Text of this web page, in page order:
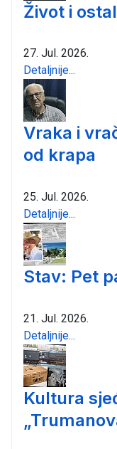
Život i
27. Jul. 2026.
Detaljnije...
Vraka i
od krapa
25. Jul. 2026.
Detaljnije...
Stav: Pet
21. Jul. 2026.
Detaljnije...
Kultura